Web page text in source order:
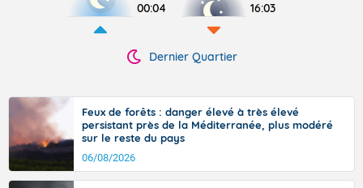
00:04 16:03
Dernier Quartier
Feux de forêts : danger élevé à très élevé
persistant près de la Méditerranée, plus modéré
sur le reste du pays
06/08/2026